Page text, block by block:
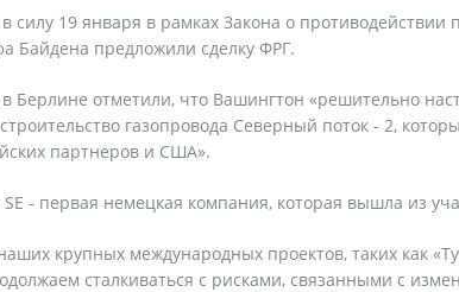
силу 19 января в рамках Закона о
Байдена предложили сделку ФРГ.
Берлине отметили, что Вашингтон «решительно
газопровода Северный поток - 2,
партнеров и США».
- первая немецкая компания, которая вышла из
крупных международных проектов, таких как
сталкиваться с рисками, связанными с